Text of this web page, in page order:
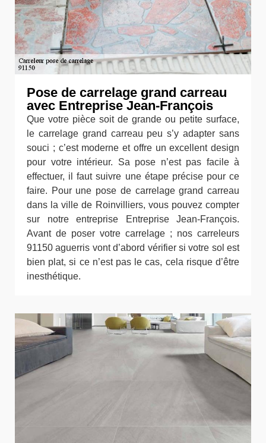
Pose de carrelage grand carreau
avec Entreprise Jean-François
Que votre pièce soit de grande ou petite surface,
le carrelage grand carreau peu s’y adapter sans
souci ; c’est moderne et offre un excellent design
pour votre intérieur. Sa pose n’est pas facile à
effectuer, il faut suivre une étape précise pour ce
faire. Pour une pose de carrelage grand carreau
dans la ville de Roinvilliers, vous pouvez compter
sur notre entreprise Entreprise Jean-François.
Avant de poser votre carrelage ; nos carreleurs
91150 aguerris vont d’abord vérifier si votre sol est
bien plat, si ce n’est pas le cas, cela risque d’être
inesthétique.